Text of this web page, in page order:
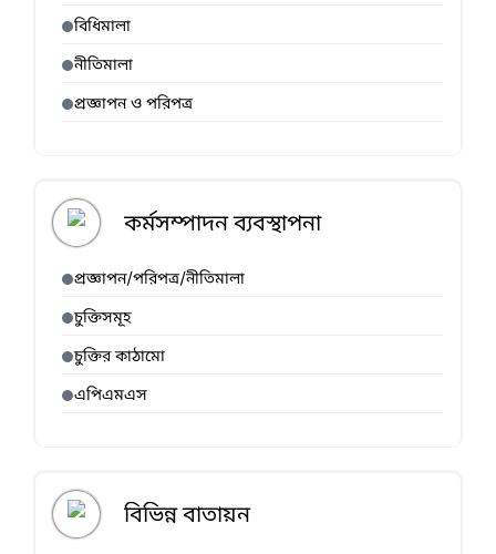
বিধিমালা
নীতিমালা
প্রজ্ঞাপন ও পরিপত্র
কর্মসম্পাদন ব্যবস্থাপনা
প্রজ্ঞাপন/পরিপত্র/নীতিমালা
চুক্তিসমূহ
চুক্তির কাঠামো
এপিএমএস
বিভিন্ন বাতায়ন